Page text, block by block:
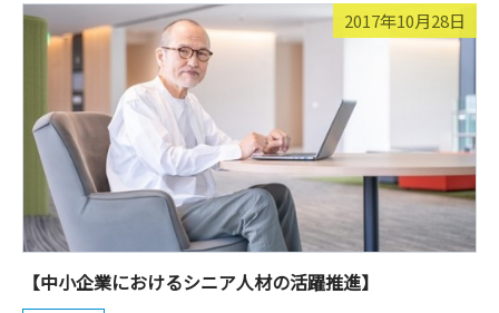
2017年10月28日
【中小企業におけるシニア人材の活躍推進】